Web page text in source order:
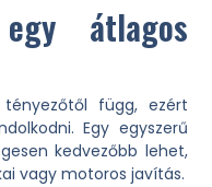
átlagos
függ, ezért
Egy egyszerű
kedvezőbb lehet,
vagy motoros javítás.